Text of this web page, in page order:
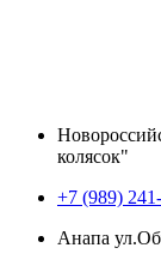
колясок"
+7 (989)
Анапа